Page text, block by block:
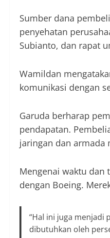
Sumber dana
penyehatan
Subianto, dan rapat
Wamildan
komunikasi dengan
Garuda berharap
pendapatan.
jaringan dan armada
Mengenai waktu dan
dengan Boeing.
“Hal ini juga menjadi
dibutuhkan oleh